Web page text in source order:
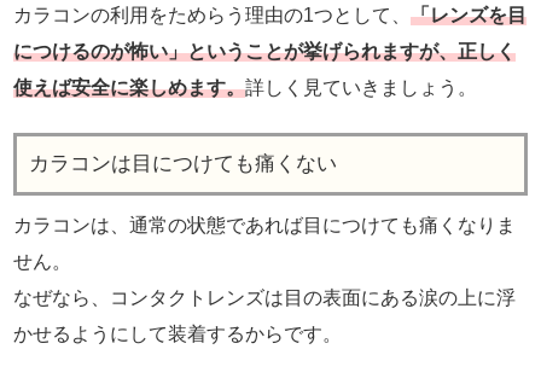
カラコンの利用をためらう理由の1つとして、 「レンズを目
につけるのが怖い」ということが挙げられますが、正しく
使えば安全に楽しめます。詳しく見ていきましょう。
カラコンは目につけても痛くない
カラコンは、通常の状態であれば目につけても痛くなりま
せん。
なぜなら、コンタクトレンズは目の表面にある涙の上に浮
かせるようにして装着するからです。